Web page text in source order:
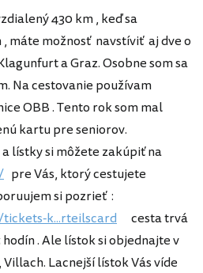
430 km , keď sa
máte možnosť navstíviť aj dve o
a Graz. Osobne som sa
Na cestovanie používam
OBB . Tento rok som mal
kartu pre seniorov.
lístky si môžete zakúpiť na
pre Vás, ktorý cestujete
si pozrieť :
k...rteilscard cesta trvá
. Ale lístok si objednajte v
Lacnejší lístok Vás víde